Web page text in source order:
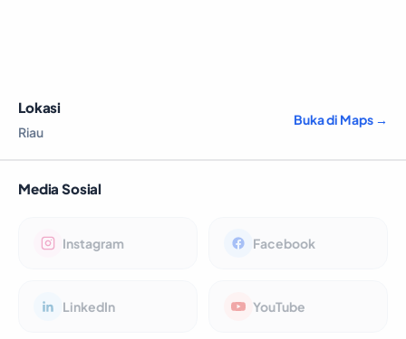
Lokasi
Riau
Buka di Maps →
Media Sosial
Instagram Facebook
LinkedIn YouTube